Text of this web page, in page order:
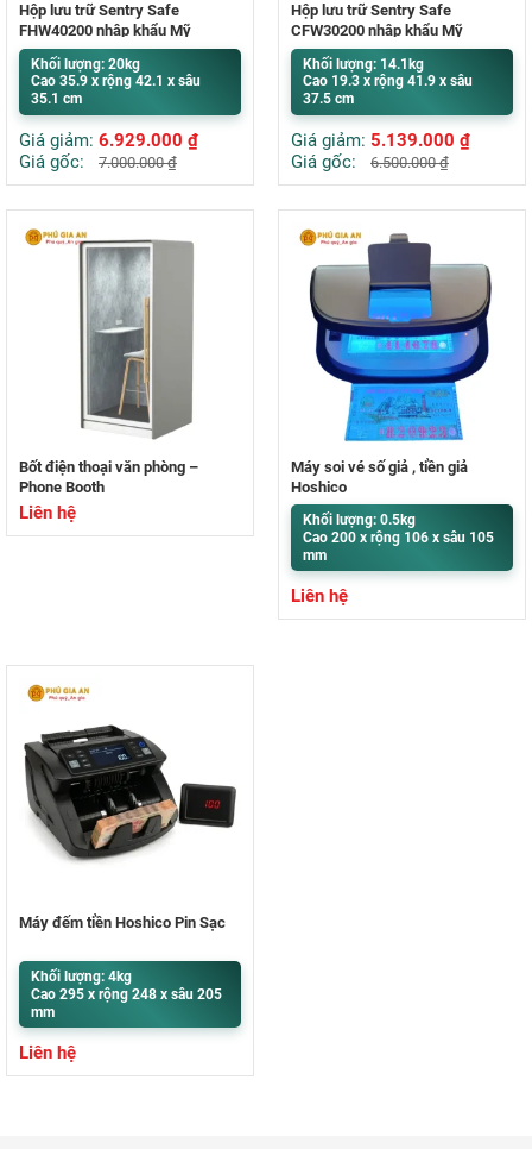
Hộp lưu trữ Sentry Safe
FHW40200 nhập khẩu Mỹ
Khối lượng: 20kg
Cao 35.9 x rộng 42.1 x sâu
35.1 cm
Giá giảm: 6.929.000 ₫
Giá gốc:
7.000.000₫
Hộp lưu trữ Sentry Safe
CFW30200 nhập khẩu Mỹ
Khối lượng: 14.1kg
Cao 19.3 x rộng 41.9 x sâu
37.5 cm
Giá giảm: 5.139.000 ₫
Giá gốc:
6.500.000₫
Bốt điện thoại văn phòng –
Phone Booth
Liên hệ
Máy soi vé số giả , tiền giả
Hoshico
Khối lượng: 0.5kg
Cao 200 x rộng 106 x sâu 105
mm
Liên hệ
Máy đếm tiền Hoshico Pin Sạc
Khối lượng: 4kg
Cao 295 x rộng 248 x sâu 205
mm
Liên hệ